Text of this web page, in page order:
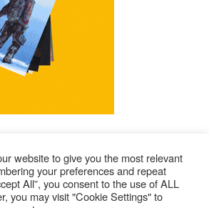
Contacts
Où Trouver Poly ?
website to give you the most relevant
your preferences and repeat
All”, you consent to the use of ALL
you may visit "Cookie Settings" to